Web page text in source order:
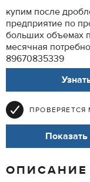
купим после
предприятие по
больших объемах
месячная
89670835339
ОПИСАНИЕ